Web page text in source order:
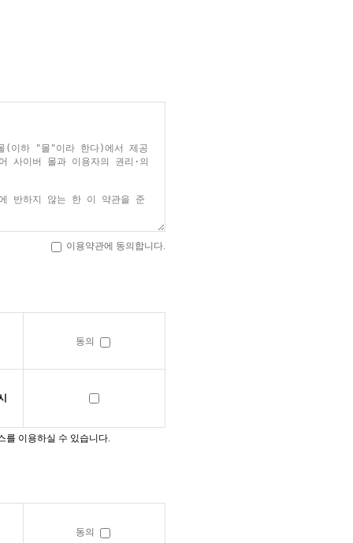
이용약관에 동의합니다.
동의
를 이용하실 수 있습니다.
동의